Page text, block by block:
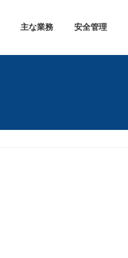
主な業務 安全管理